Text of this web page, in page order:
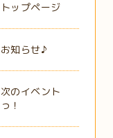
トップページ
お知らせ♪
次のイベント
っ！